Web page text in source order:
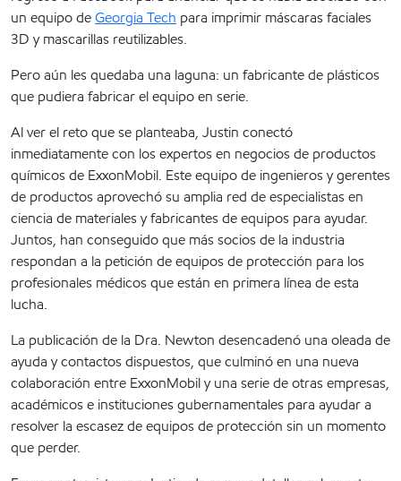
un equipo deGeorgia Tech para imprimir máscaras faciales
3D y mascarillas reutilizables.
Pero aún les quedaba una laguna: un fabricante de plásticos
que pudiera fabricar el equipo en serie.
Al ver el reto que se planteaba, Justin conectó
inmediatamente con los expertos en negocios de productos
químicos de ExxonMobil. Este equipo de ingenieros y gerentes
de productos aprovechó su amplia red de especialistas en
ciencia de materiales y fabricantes de equipos para ayudar.
Juntos, han conseguido que más socios de la industria
respondan a la petición de equipos de protección para los
profesionales médicos que están en primera línea de esta
lucha.
La publicación de la Dra. Newton desencadenó una oleada de
ayuda y contactos dispuestos, que culminó en una nueva
colaboración entre ExxonMobil y una serie de otras empresas,
académicos e instituciones gubernamentales para ayudar a
resolver la escasez de equipos de protección sin un momento
que perder.